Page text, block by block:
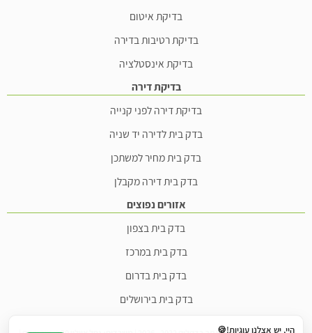
בדיקת איטום
בדיקת רטיבות בדירה
בדיקת אינסטלציה
בדיקת דירה
בדיקת דירה לפני קנייה
בדק בית לדירה יד שניה
בדק בית מחיר למשתכן
בדק בית דירה מקבלן
אזורים נפוצים
בדק בית בצפון
בדק בית במרכז
בדק בית בדרום
בדק בית בירושלים
היי, יש אצלנו עוגיות!🍪